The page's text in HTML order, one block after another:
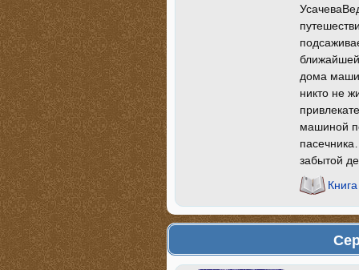
дома
никто не
машиной
забытой